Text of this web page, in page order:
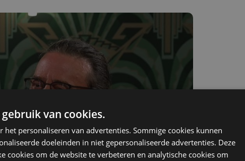
van cookies.
het personaliseren van advertenties. Sommige cookies kunnen
doeleinden in niet gepersonaliseerde advertenties. Deze
cookies om de website te verbeteren en analytische cookies om